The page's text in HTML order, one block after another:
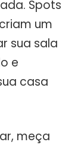
Spots
um
sua sala
e
casa
meça